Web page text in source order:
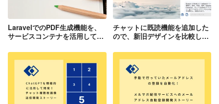
LaravelでのPDF生成機能を、
サービスコンテナを活用して疎
チャットに既読機能を追加した
ので、新旧デザインを比較して